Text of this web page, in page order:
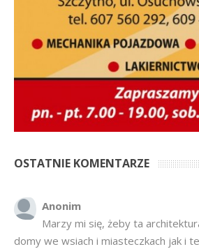
OSTATNIE KOMENTARZE
Anonim
Marzy mi się, żeby ta
domy we wsiach i miasteczkach jak i